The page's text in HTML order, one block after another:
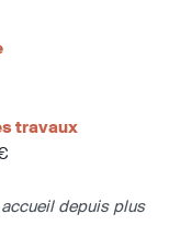
travaux
depuis plus